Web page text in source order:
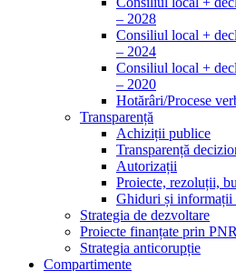
– 2028
Consiliul local +
– 2024
Consiliul local +
– 2020
Hotărâri/Procese
Transparență
Achiziții publice
Transparență
Autorizații
Proiecte, rezoluții,
Ghiduri și informații
Strategia de dezvoltare
Proiecte finanțate prin
Strategia anticorupție
Compartimente